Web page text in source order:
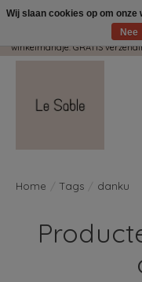
Wij pakken met plezier jouw
winkelmandje. GRATIS
Home Tags danku
Wij slaan cookies op om
Nee